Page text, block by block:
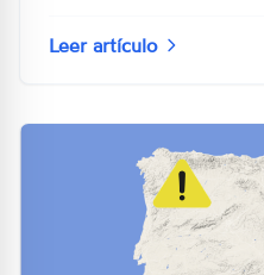
Leer artículo